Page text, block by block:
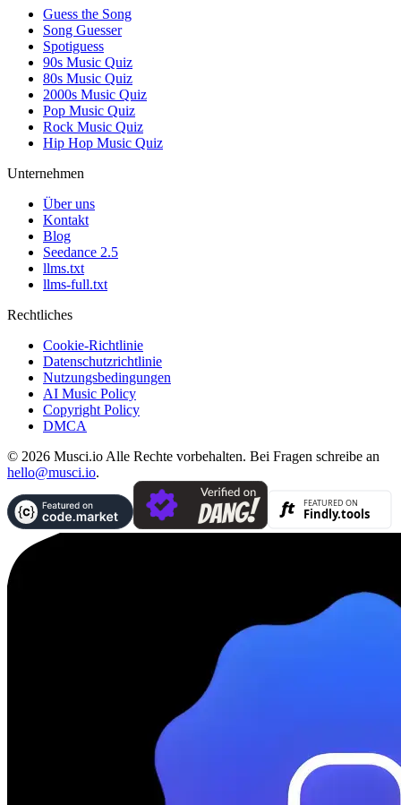
Guess the Song
Song Guesser
Spotiguess
90s Music Quiz
80s Music Quiz
2000s Music Quiz
Pop Music Quiz
Rock Music Quiz
Hip Hop Music Quiz
Unternehmen
Über uns
Kontakt
Blog
Seedance 2.5
llms.txt
llms-full.txt
Rechtliches
Cookie-Richtlinie
Datenschutzrichtlinie
Nutzungsbedingungen
AI Music Policy
Copyright Policy
DMCA
© 2026 Musci.io Alle Rechte vorbehalten. Bei Fragen schreibe an
hello@musci.io.